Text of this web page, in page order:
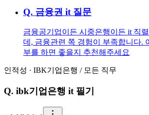
Q. 금융권 it 질문
금융공기업이든 시중은행이든 it 직
데, 금융관련 쪽 경험이 부족합니다.
부를 하면 좋을지 추천해주세요
인적성 · IBK기업은행 / 모든 직무
Q. ibk기업은행 it 필기